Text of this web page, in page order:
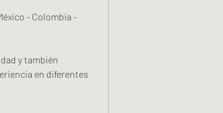
- Colombia -
y también
en diferentes